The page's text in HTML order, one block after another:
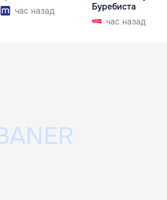
час назад
Буребиста
час назад